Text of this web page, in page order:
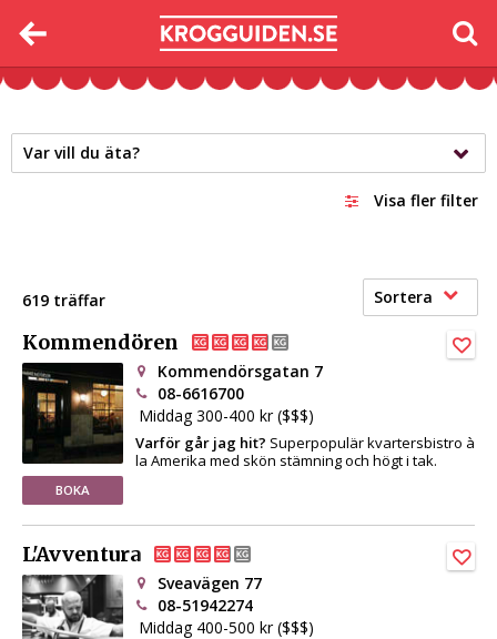
Var vill du äta?
Visa fler filter
619 träffar Sortera
Kommendören
BOKA
Kommendörsgatan 7
08-6616700
Middag 300-400 kr ($$$)
Varför går jag hit? Superpopulär kvartersbistro à
la Amerika med skön stämning och högt i tak.
L'Avventura
Sveavägen 77
08-51942274
Middag 400-500 kr ($$$)